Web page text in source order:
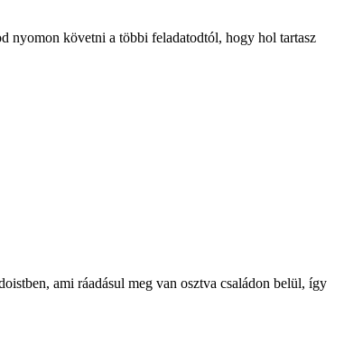
nyomon követni a többi feladatodtól, hogy hol tartasz
ami ráadásul meg van osztva családon belül, így